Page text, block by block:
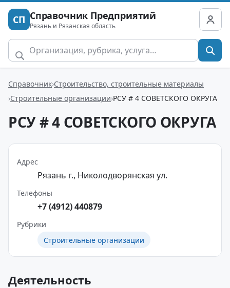
СП Справочник Предприятий
Рязань и Рязанская область
Справочник Строительство, строительные материалы
Строительные организации РСУ # 4 СОВЕТСКОГО ОКРУГА
РСУ # 4 СОВЕТСКОГО ОКРУГА
Адрес
Рязань г., Николодворянская ул.
Телефоны
+7 (4912) 440879
Рубрики
Строительные организации
Деятельность